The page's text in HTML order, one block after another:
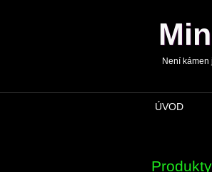
Není
ÚVOD
Produkty